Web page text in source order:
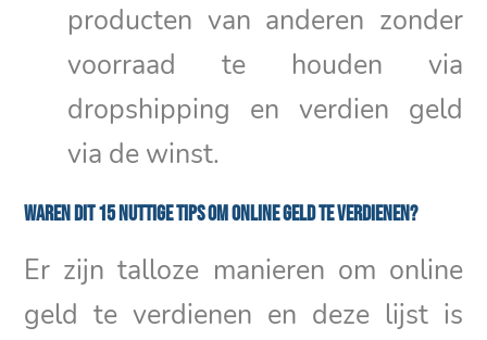
producten van anderen zonder
voorraad te houden via
dropshipping en verdien geld
via de winst.
Waren dit 15 nuttige tips om online geld te verdienen?
Er zijn talloze manieren om online
geld te verdienen en deze lijst is